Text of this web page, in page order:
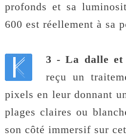
profonds et sa
600 est réellement à sa
3 - La dalle et
reçu un
pixels en leur donnant
plages claires ou
son côté immersif sur